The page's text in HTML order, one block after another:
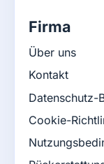
Firma
Über uns
Kontakt
Datenschutz-
Cookie-